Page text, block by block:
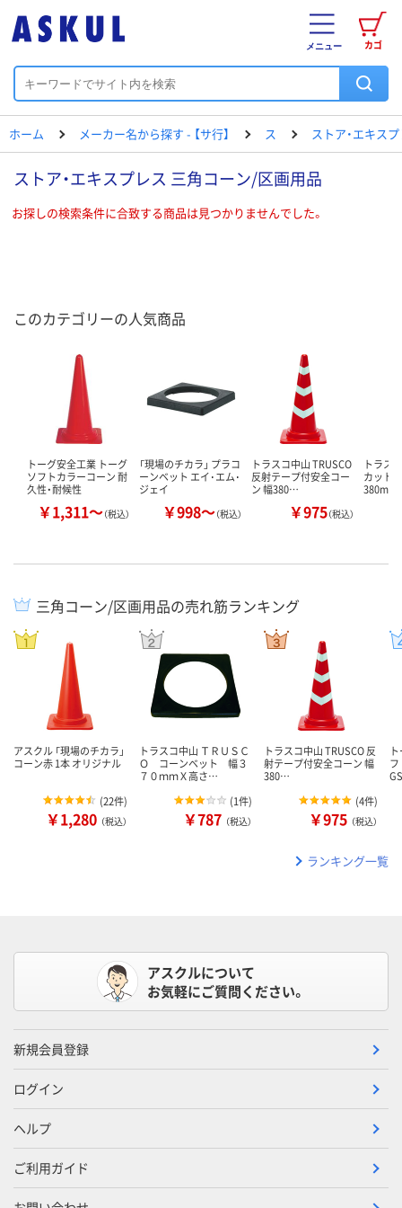
カゴ
メニュー
ホーム メーカー名から探す - 【サ行】 ス ストア・エキス
ストア・エキスプレス 三角コーン/区画用品
お探しの検索条件に合致する商品は見つかりませんでした。
このカテゴリーの人気商品
トーグ安全工業 トーグ
ソフトカラーコーン 耐
久性・耐候性
￥1,311～（税込）
「現場のチカラ」 プラコ
ーンベット エイ･エム･
ジェイ
￥998～（税込）
トラスコ中山 TRUSCO
反射テープ付安全コー
ン 幅380…
￥975（税込）
トラス
カット
三角コーン/区画用品の売れ筋ランキング
アスクル 「現場のチカラ」
コーン赤 1本 オリジナル
(22件)
￥1,280 （税込）
トラスコ中山 ＴＲＵＳＣ
Ｏ コーンベット 幅３
７０ｍｍＸ高さ…
(1件)
￥787 （税込）
トラスコ中山 TRUSCO 反
射テープ付安全コーン 幅
380…
(4件)
￥975 （税込）
ランキング一覧
アスクルについて
お気軽にご質問ください。
新規会員登録
ログイン
ヘルプ
ご利用ガイド